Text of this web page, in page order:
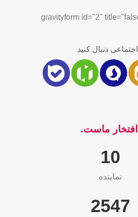
[gravityform id="2"
دنبال کنید
ماست.
10
نماینده
2565